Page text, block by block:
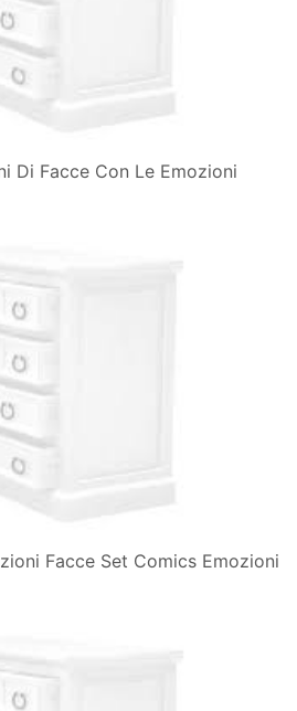
Di Facce Con Le Emozioni
Facce Set Comics Emozioni